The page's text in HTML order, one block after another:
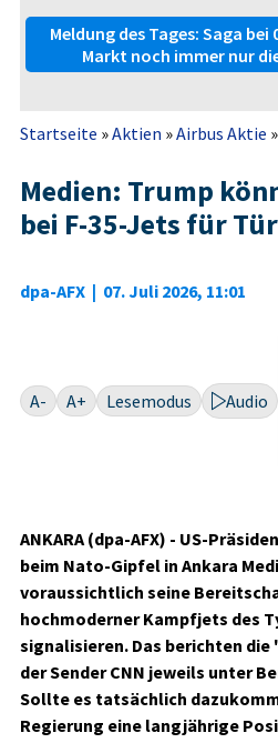
Meldung des Tages: Saga bei
Markt noch immer nur
Startseite »Aktien »Airbus Aktie »
Medien: Trump
bei F-35-Jets für
dpa-AFX | 07. Juli 2026, 11:01
A- A+ Lesemodus Audio
ANKARA (dpa-AFX) - US-
beim Nato-Gipfel in Ankara
voraussichtlich seine
hochmoderner Kampfjets des
signalisieren. Das berichten die
der Sender CNN jeweils unter
Sollte es tatsächlich
Regierung eine langjährige